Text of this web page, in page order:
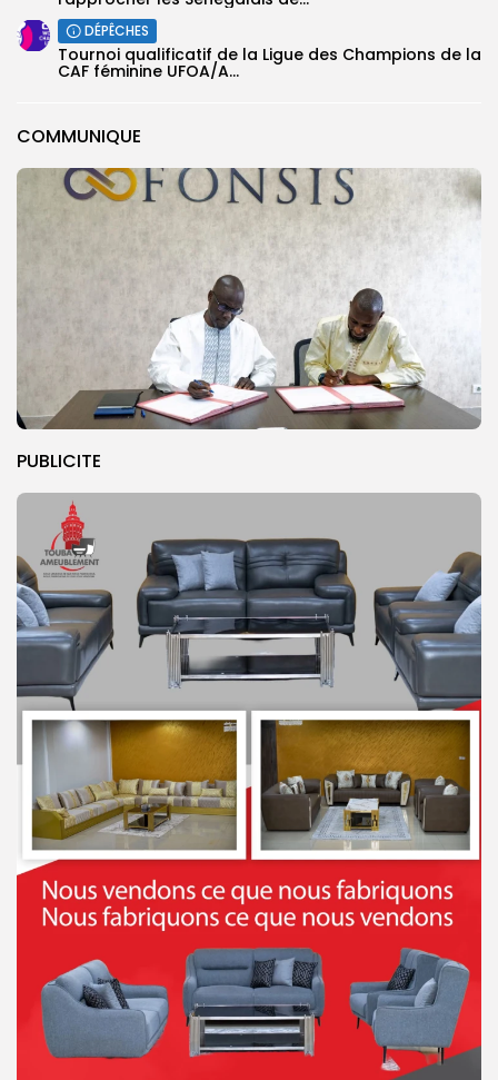
COMMUNIQUE
PUBLICITE
DÉPÊCHES
‎Tournoi qualificatif de la Ligue des Champions de la
CAF féminine UFOA/A...